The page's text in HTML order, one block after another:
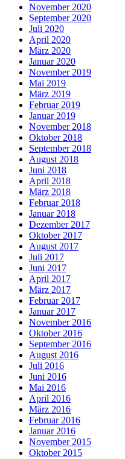
November 2020
September 2020
Juli 2020
April 2020
März 2020
Januar 2020
November 2019
Mai 2019
März 2019
Februar 2019
Januar 2019
November 2018
Oktober 2018
September 2018
August 2018
Juni 2018
April 2018
März 2018
Februar 2018
Januar 2018
Dezember 2017
Oktober 2017
August 2017
Juli 2017
Juni 2017
April 2017
März 2017
Februar 2017
Januar 2017
November 2016
Oktober 2016
September 2016
August 2016
Juli 2016
Juni 2016
Mai 2016
April 2016
März 2016
Februar 2016
Januar 2016
November 2015
Oktober 2015